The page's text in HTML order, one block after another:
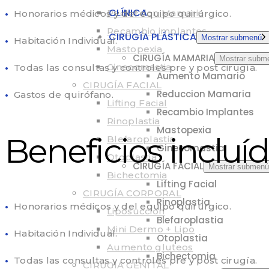
Reduccion Mamaria
Recambio implantes
Mastopexia
Ginecomastia
CIRUGÍA FACIAL
Lifting Facial
Rinoplastia
Blefaroplastia
Otoplastia
Bichectomia
CIRUGÍA CORPORAL
Liposuccion
Mini Dermo + Lipo
Aumento gluteos
CIRUGÍA GENITAL
CLÍNICA
CIRUGÍA PLÁSTICA
Mostrar submenú
CIRUGÍA MAMARIA Mostrar
Aumento Mamario
Reduccion Mamaria
Recambio Implantes
Mastopexia
Ginecomastia
CIRUGÍA FACIAL
Mostrar submenú
Lifting Facial
Rinoplastia
Blefaroplastia
Otoplastia
Bichectomia
• Honorarios médicos y del equipo quirúrgico.
• Habitación Individual.
• Todas las consultas y controles pre y post cirugía.
• Gastos de quirófano.
Beneficios
• Honorarios médicos y del equipo quirúrgico.
• Habitación Individual.
• Todas las consultas y controles pre y post cirugía.